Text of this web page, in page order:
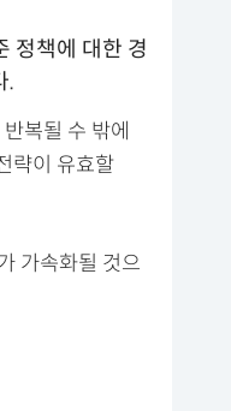
정책에 대한 경
.
복될 수 밖에
략이 유효할
가속화될 것으